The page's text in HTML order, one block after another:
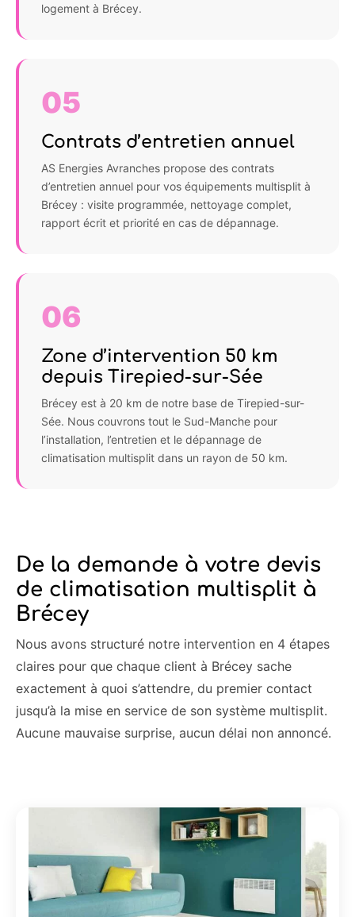
logement à Brécey.
05
Contrats d’entretien annuel
AS Energies Avranches propose des contrats
d’entretien annuel pour vos équipements multisplit à
Brécey : visite programmée, nettoyage complet,
rapport écrit et priorité en cas de dépannage.
06
Zone d’intervention 50 km
depuis Tirepied-sur-Sée
Brécey est à 20 km de notre base de Tirepied-sur-
Sée. Nous couvrons tout le Sud-Manche pour
l’installation, l’entretien et le dépannage de
climatisation multisplit dans un rayon de 50 km.
De la demande à votre devis
de climatisation multisplit à
Brécey
Nous avons structuré notre intervention en 4 étapes
claires pour que chaque client à Brécey sache
exactement à quoi s’attendre, du premier contact
jusqu’à la mise en service de son système multisplit.
Aucune mauvaise surprise, aucun délai non annoncé.